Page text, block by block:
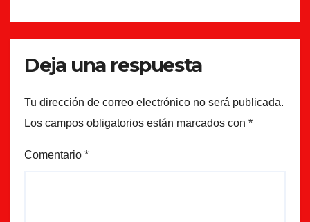
Deja una respuesta
Tu dirección de correo electrónico no será publicada.
Los campos obligatorios están marcados con *
Comentario *